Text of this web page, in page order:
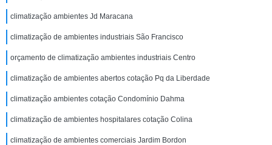
climatização ambientes Jd Maracana
climatização de ambientes industriais São Francisco
orçamento de climatização ambientes industriais Centro
climatização de ambientes abertos cotação Pq da Liberdade
climatização ambientes cotação Condomínio Dahma
climatização de ambientes hospitalares cotação Colina
climatização de ambientes comerciais Jardim Bordon